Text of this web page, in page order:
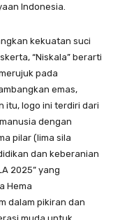
Indonesia.
kekuatan suci
“Niskala” berarti
pada
emas,
itu, logo ini terdiri dari
dengan
pilar (lima sila
dan keberanian
2025” yang
Hema
dalam pikiran dan